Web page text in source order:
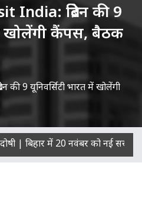
India: ब्रिटेन की 9
खोलेंगी कैंपस, बैठक
9 यूनिवर्सिटी भारत में खोलेंगी
में 20 नवंबर को नई सरकार का शपथ